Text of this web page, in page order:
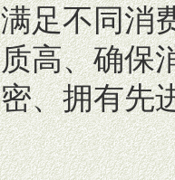
足不同消
高、确保
、拥有先